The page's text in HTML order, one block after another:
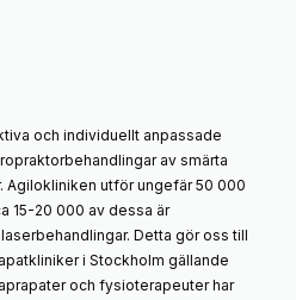
och individuellt anpassade
av smärta
Agilokliniken utför ungefär 50 000
15-20 000 av dessa är
Detta gör oss till
i Stockholm gällande
och fysioterapeuter har